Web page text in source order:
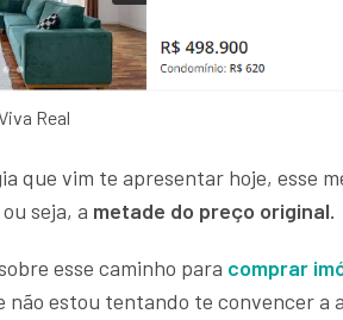
Real
que vim te apresentar hoje, esse
seja, a metade do preço original.
esse caminho para comprar
não estou tentando te convencer a